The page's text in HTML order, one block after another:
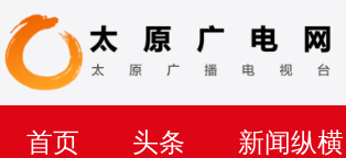
首页 头条 新闻纵横